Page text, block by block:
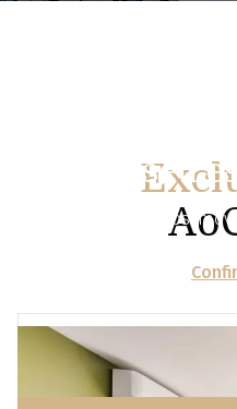
elevam seu
Conectamos você aos
Quartos